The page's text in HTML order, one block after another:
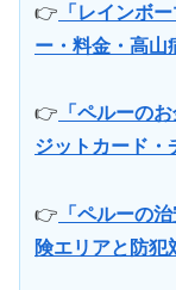
👉 「レインボ
ー・料金・高山
👉 「ペルーの
ジットカード・
👉 「ペルーの
険エリアと防犯